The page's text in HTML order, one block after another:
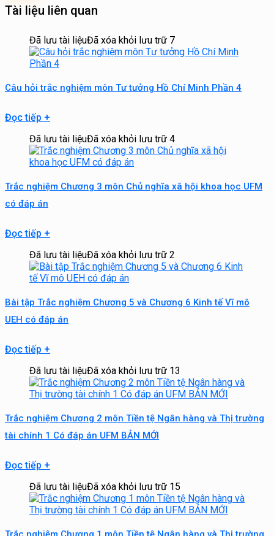
Tài liệu liên quan
Đã lưu tài liệuĐã xóa khỏi lưu trữ 7
Câu hỏi trắc nghiệm môn Tư tưởng Hồ Chí Minh Phần 4
Đọc tiếp +
Đã lưu tài liệuĐã xóa khỏi lưu trữ 4
Trắc nghiệm Chương 3 môn Chủ nghĩa xã hội khoa học UFM
có đáp án
Đọc tiếp +
Đã lưu tài liệuĐã xóa khỏi lưu trữ 2
Bài tập Trắc nghiệm Chương 5 và Chương 6 Kinh tế Vĩ mô
UEH có đáp án
Đọc tiếp +
Đã lưu tài liệuĐã xóa khỏi lưu trữ 13
Trắc nghiệm Chương 2 môn Tiền tệ Ngân hàng và Thị trường
tài chính 1 Có đáp án UFM BẢN MỚI
Đọc tiếp +
Đã lưu tài liệuĐã xóa khỏi lưu trữ 15